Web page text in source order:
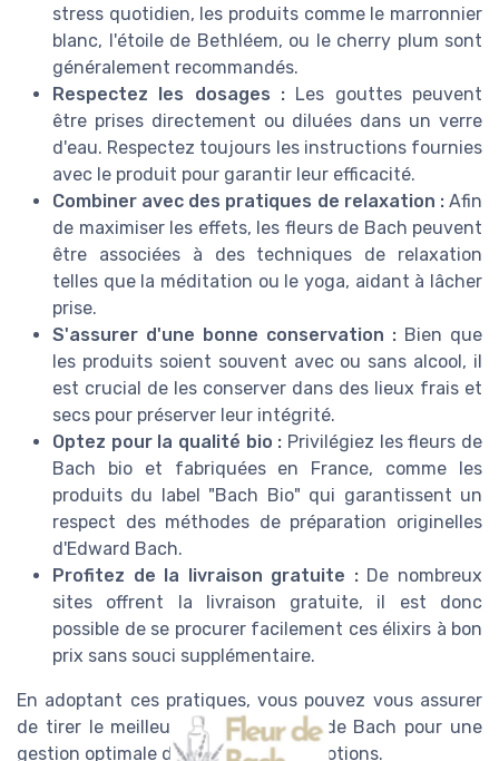
stress quotidien, les produits comme le marronnier
blanc, l'étoile de Bethléem, ou le cherry plum sont
généralement recommandés.
Respectez les dosages : Les gouttes peuvent
être prises directement ou diluées dans un verre
d'eau. Respectez toujours les instructions fournies
avec le produit pour garantir leur efficacité.
Combiner avec des pratiques de relaxation :Afin
de maximiser les effets, les fleurs de Bach peuvent
être associées à des techniques de relaxation
telles que la méditation ou le yoga, aidant à lâcher
prise.
S'assurer d'une bonne conservation : Bien que
les produits soient souvent avec ou sans alcool, il
est crucial de les conserver dans des lieux frais et
secs pour préserver leur intégrité.
Optez pour la qualité bio : Privilégiez les fleurs de
Bach bio et fabriquées en France, comme les
produits du label "Bach Bio" qui garantissent un
respect des méthodes de préparation originelles
d'Edward Bach.
Profitez de la livraison gratuite : De nombreux
sites offrent la livraison gratuite, il est donc
possible de se procurer facilement ces élixirs à bon
prix sans souci supplémentaire.
En adoptant ces pratiques, vous pouvez vous assurer
de tirer le meilleur parti des fleurs de Bach pour une
gestion optimale du stress et des émotions.